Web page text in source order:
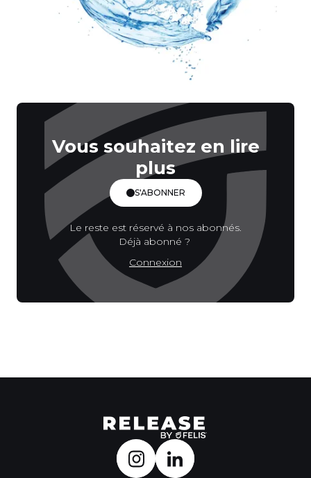
Vous souhaitez en lire
plus
S'ABONNER
Le reste est réservé à nos abonnés.
Déjà abonné ?
Connexion